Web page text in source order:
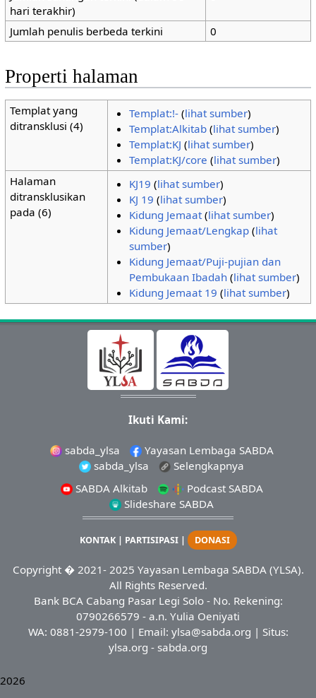
hari terakhir)
Jumlah penulis berbeda terkini 0
Properti halaman
Templat yang
ditransklusi (4)
Templat:!- (lihat sumber)
Templat:Alkitab (lihat sumber)
Templat:KJ (lihat sumber)
Templat:KJ/core (lihat sumber)
Halaman
ditransklusikan
pada (6)
KJ19 (lihat sumber)
KJ 19 (lihat sumber)
Kidung Jemaat(lihat sumber)
Kidung Jemaat/Lengkap (lihat
sumber)
Kidung Jemaat/Puji-pujian dan
Pembukaan Ibadah (lihat sumber)
Kidung Jemaat 19 (lihat sumber)
Ikuti Kami:
sabda_ylsa
Yayasan Lembaga SABDA
sabda_ylsa
Selengkapnya
SABDA Alkitab
Podcast SABDA
Slideshare SABDA
KONTAK| PARTISIPASI| DONASI
Copyright� 2021- 2025 Yayasan Lembaga SABDA (YLSA).
All Rights Reserved.
Bank BCA Cabang Pasar Legi Solo - No. Rekening:
0790266579 - a.n. Yulia Oeniyati
WA: 0881-2979-100 | Email: ylsa@sabda.org | Situs:
ylsa.org - sabda.org
2026